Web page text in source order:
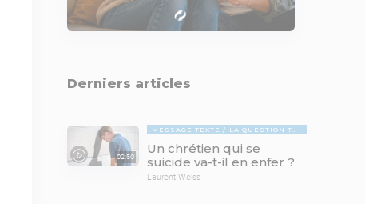
Derniers articles
02:50
MESSAGE TEXTE LA QUESTION TABOUE
Un chrétien qui se
suicide va-t-il en enfer ?
Laurent Weiss